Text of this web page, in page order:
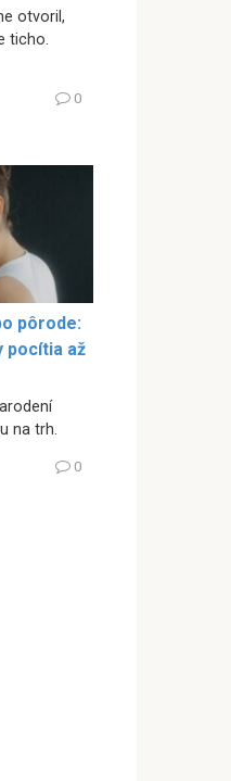
otvoril,
ticho.
0
pôrode:
pocítia až
na trh.
0